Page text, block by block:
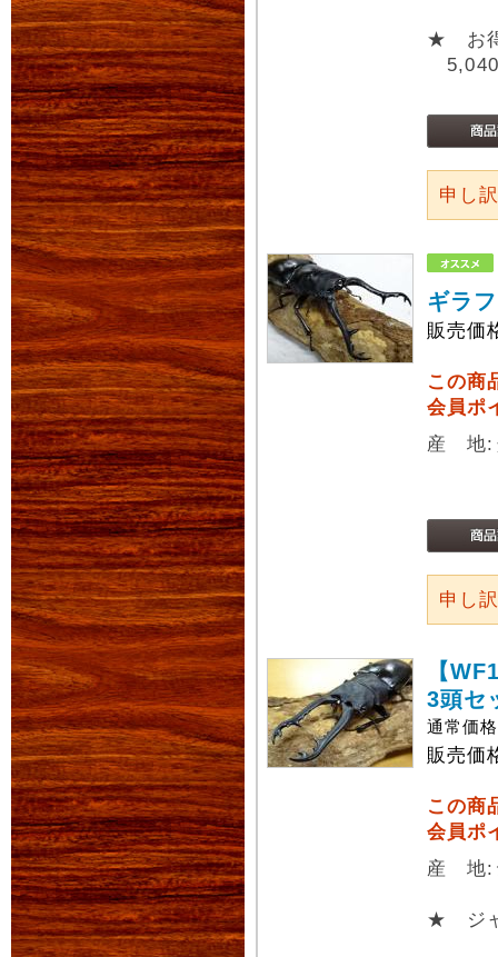
★ お
申し
ギラ
販売価
この商
会員ポ
産 地
申し
【
3頭セ
通常価
販売価
この商
会員ポ
産 地:
★ ジ